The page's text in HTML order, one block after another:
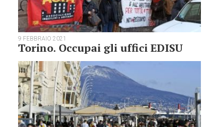
9 FEBBRAIO 2021
Torino. Occupai gli uffici EDISU